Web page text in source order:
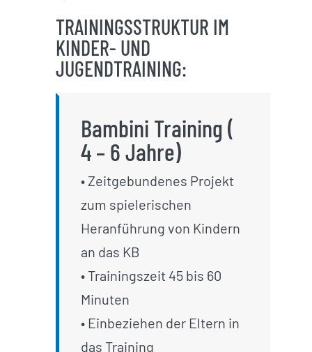
TRAININGSSTRUKTUR IM
KINDER- UND
JUGENDTRAINING:
Bambini Training (
4 – 6 Jahre)
• Zeitgebundenes Projekt
zum spielerischen
Heranführung von Kindern
an das KB
• Trainingszeit 45 bis 60
Minuten
• Einbeziehen der Eltern in
das Training